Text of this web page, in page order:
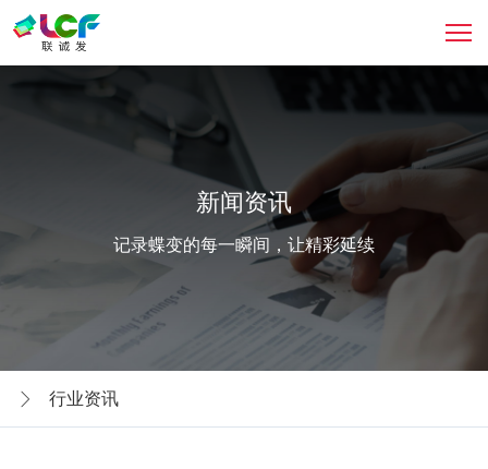
新闻资讯
记录蝶变的每一瞬间，让精彩延续
行业资讯